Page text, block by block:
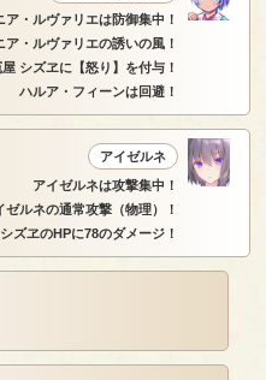
ア・ルヴァリエは防御集中！
ア・ルヴァリエの誘いの風！
屋 シズヱに【怒り】を付与！
ハルア・フィーンは回避！
アイゼルネ
アイゼルネは攻撃集中！
ゼルネの通常攻撃（物理）！
ズヱのHPに78のダメージ！